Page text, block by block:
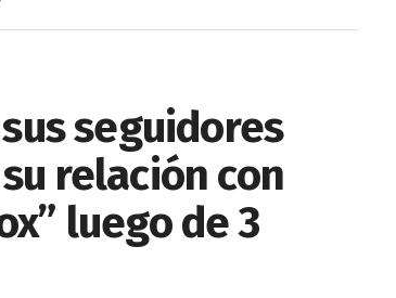
seguidores
relación con
luego de 3